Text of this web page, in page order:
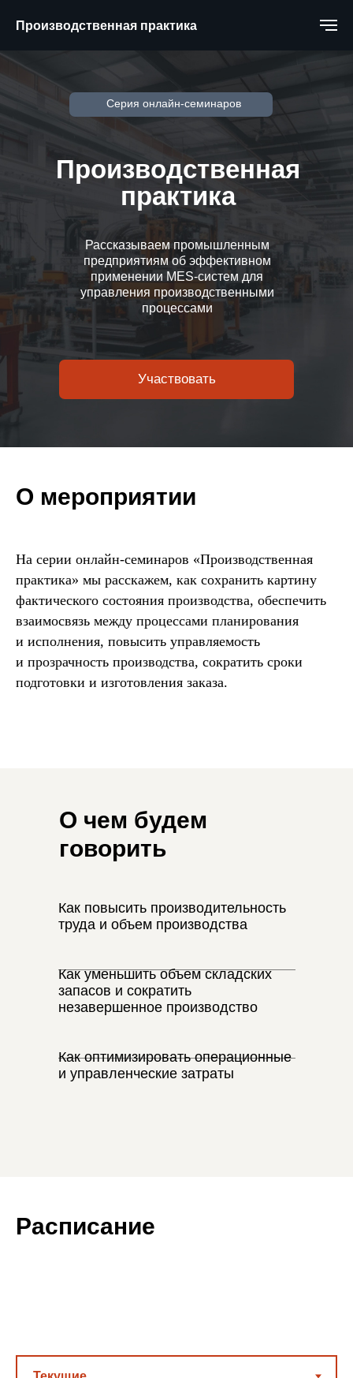
Производственная практика
Производственная
практика
Рассказываем промышленным
предприятиям об эффективном
применении MES-систем для
управления производственными
процессами
Участвовать
Серия онлайн-семинаров
О мероприятии
На серии онлайн-семинаров «Производственная
практика» мы расскажем, как сохранить картину
фактического состояния производства, обеспечить
взаимосвязь между процессами планирования
и исполнения, повысить управляемость
и прозрачность производства, сократить сроки
подготовки и изготовления заказа.
О чем будем
говорить
Как повысить производительность
труда и объем производства
Как уменьшить объем складских
запасов и сократить
незавершенное производство
Как оптимизировать операционные
и управленческие затраты
Расписание